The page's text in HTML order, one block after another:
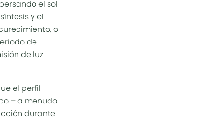
el sol
y el
o
de
de luz
el perfil
– a menudo
durante